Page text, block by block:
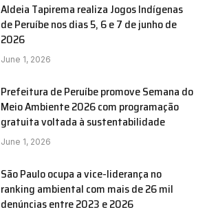
Aldeia Tapirema realiza Jogos Indígenas
de Peruíbe nos dias 5, 6 e 7 de junho de
2026
June 1, 2026
Prefeitura de Peruíbe promove Semana do
Meio Ambiente 2026 com programação
gratuita voltada à sustentabilidade
June 1, 2026
São Paulo ocupa a vice-liderança no
ranking ambiental com mais de 26 mil
denúncias entre 2023 e 2026